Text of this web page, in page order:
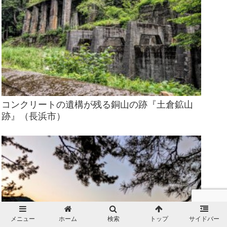
コンクリートの遺構が残る銅山の跡『土倉鉱山
跡』（長浜市）
メニュー ホーム 検索 トップ サイドバー